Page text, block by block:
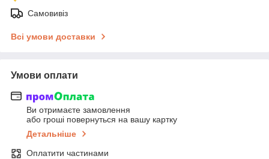
Самовивіз
Всі умови доставки
Умови оплати
Ви отримаєте замовлення
або гроші повернуться на вашу картку
Детальніше
Оплатити частинами